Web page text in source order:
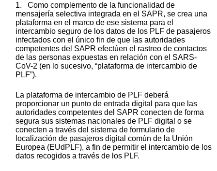
1. Como complemento de la funcionalidad de
mensajería selectiva integrada en el SAPR, se crea una
plataforma en el marco de ese sistema para el
intercambio seguro de los datos de los PLF de pasajeros
infectados con el único fin de que las autoridades
competentes del SAPR efectúen el rastreo de contactos
de las personas expuestas en relación con el SARS-
CoV-2 (en lo sucesivo, “plataforma de intercambio de
PLF”).
La plataforma de intercambio de PLF deberá
proporcionar un punto de entrada digital para que las
autoridades competentes del SAPR conecten de forma
segura sus sistemas nacionales de PLF digital o se
conecten a través del sistema de formulario de
localización de pasajeros digital común de la Unión
Europea (EUdPLF), a fin de permitir el intercambio de los
datos recogidos a través de los PLF.